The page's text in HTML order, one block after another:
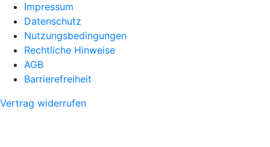
Impressum
Datenschutz
Nutzungsbedingungen
Rechtliche Hinweise
AGB
Barrierefreiheit
Vertrag widerrufen